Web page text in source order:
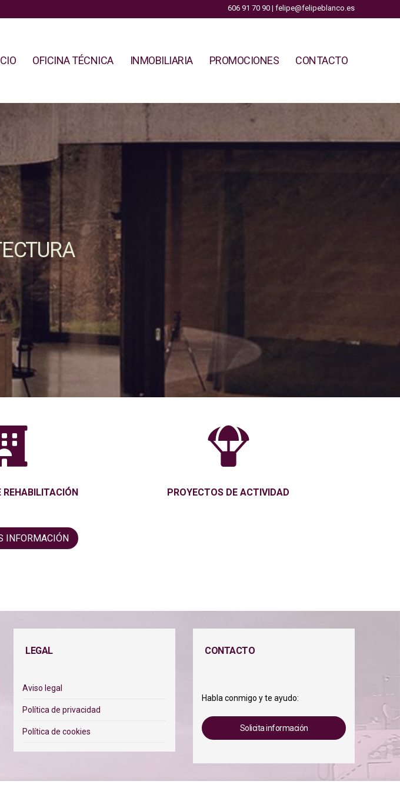
606 91 70 90 | felipe@felipeblanco.es
OFICINA TÉCNICA INMOBILIARIA PROMOCIONES CONTACTO
REHABILITACIÓN

PROYECTOS DE ACTIVIDAD
INFORMACIÓN
LEGAL
Aviso legal
Política de privacidad
Política de cookies
CONTACTO
Habla conmigo y te ayudo:
Solicita información